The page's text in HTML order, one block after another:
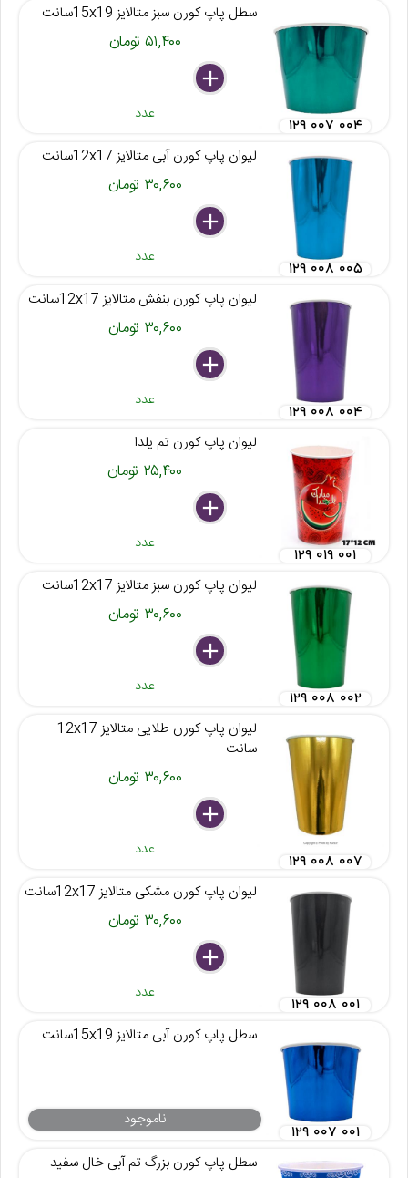
سطل پاپ کورن سبز متالایز 15x19سانت
۵۱,۴۰۰ تومان
delete
remove
add
عدد
۱۲۹ ۰۰۷ ۰۰۴
لیوان پاپ کورن آبی متالایز 12x17سانت
۳۰,۶۰۰ تومان
delete
remove
add
عدد
۱۲۹ ۰۰۸ ۰۰۵
لیوان پاپ کورن بنفش متالایز 12x17سانت
۳۰,۶۰۰ تومان
delete
remove
add
عدد
۱۲۹ ۰۰۸ ۰۰۴
لیوان پاپ کورن تم یلدا
۲۵,۴۰۰ تومان
delete
remove
add
عدد
۱۲۹ ۰۱۹ ۰۰۱
لیوان پاپ کورن سبز متالایز 12x17سانت
۳۰,۶۰۰ تومان
delete
remove
add
عدد
۱۲۹ ۰۰۸ ۰۰۲
لیوان پاپ کورن طلایی متالایز 12x17
سانت
۳۰,۶۰۰ تومان
delete
remove
add
عدد
۱۲۹ ۰۰۸ ۰۰۷
لیوان پاپ کورن مشکی متالایز 12x17سانت
۳۰,۶۰۰ تومان
delete
remove
add
عدد
۱۲۹ ۰۰۸ ۰۰۱
سطل پاپ کورن آبی متالایز 15x19سانت
ناموجود
۱۲۹ ۰۰۷ ۰۰۱
سطل پاپ کورن بزرگ تم آبی خال سفید